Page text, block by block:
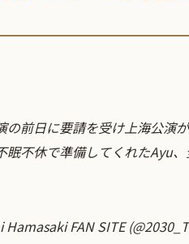
前日に要請を受け上海公演
不休で準備してくれたAyu、
FAN SITE